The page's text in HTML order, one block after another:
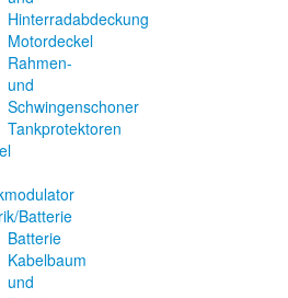
Hinterradabdeckung
Motordeckel
Rahmen-
und
Schwingenschoner
Tankprotektoren
Batterie
Batterie
Kabelbaum
und